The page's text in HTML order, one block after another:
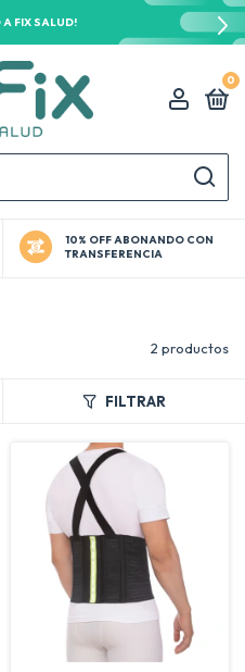
FIX SALUD!
0
10% OFF ABONANDO CON
TRANSFERENCIA
2 productos
FILTRAR